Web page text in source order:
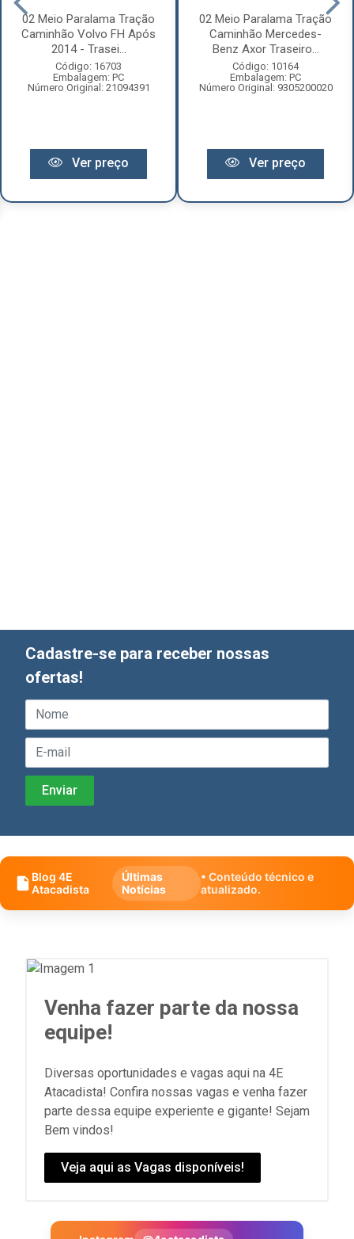
02 Meio Paralama Tração
Caminhão Volvo FH Após
2014 - Trasei...
Código: 16703
Embalagem: PC
Número Original: 21094391
Ver preço
02 Meio Paralama Tração
Caminhão Mercedes-
Benz Axor Traseiro...
Código: 10164
Embalagem: PC
Número Original: 9305200020
Ver preço
Cadastre-se para receber nossas
ofertas!
Blog 4E
Atacadista
Últimas
Notícias
• Conteúdo técnico e
atualizado.
Venha fazer parte da nossa
equipe!
Diversas oportunidades e vagas aqui na 4E
Atacadista! Confira nossas vagas e venha fazer
parte dessa equipe experiente e gigante! Sejam
Bem vindos!
Veja aqui as Vagas disponíveis!